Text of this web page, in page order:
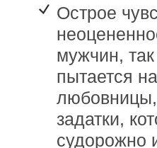
Острое
мужчин,
пытается
задатки,
судорожно